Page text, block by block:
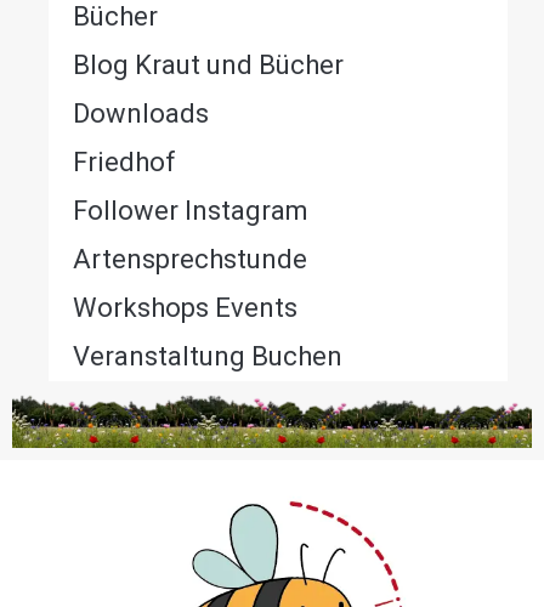
Bücher
Blog Kraut und Bücher
Downloads
Friedhof
Follower Instagram
Artensprechstunde
Workshops Events
Veranstaltung Buchen